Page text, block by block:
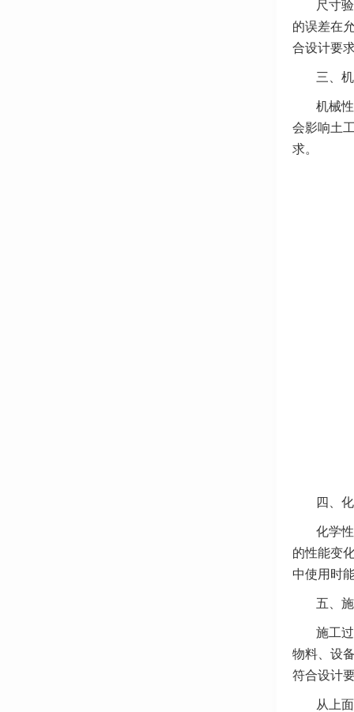
尺寸
的误差在
合设计要
三、
机械
会影响土
求。
四、
化学
的性能变
中使用时
五、
施工
物料、设
符合设计
从上